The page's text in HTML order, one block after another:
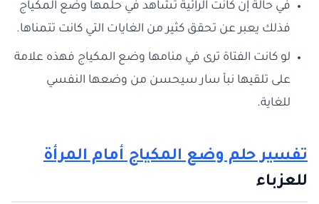
في حالة إن كانت الرائية تشاهد في حلمها وضع المكياج
فذلك يعبر عن تحقق كثير من الغايات التي كانت تتمناها.
لو كانت الفتاة ترى في منامها وضع المكياج فهذه علامة
على تلقيها نبأ سار سيحسن من وضعها النفسي
للغاية.
تفسير حلم وضع المكياج أمام المرأة
للعزباء